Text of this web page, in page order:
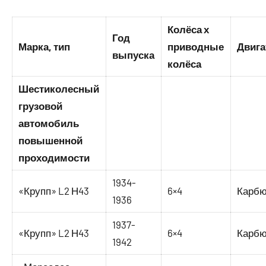
Марка, тип
Год
выпуска
Колёса х
приводные
колёса
Шестиколесный
грузовой
автомобиль
повышенной
проходимости
«Крупп» L2 Н43
1934-
1936
6×4
«Крупп» L2 Н43
1937-
1942
6×4